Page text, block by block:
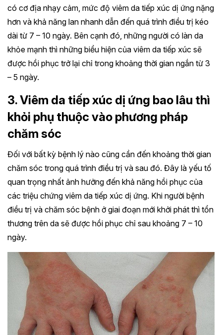
có cơ địa nhạy cảm, mức độ viêm da tiếp xúc dị ứng nặng
hơn và khả năng lan nhanh dẫn đến quá trình điều trị kéo
dài từ 7 – 10 ngày. Bên cạnh đó, những người có làn da
khỏe mạnh thì những biểu hiện của viêm da tiếp xúc sẽ
được hồi phục trở lại chỉ trong khoảng thời gian ngắn từ 3
– 5 ngày.
3. Viêm da tiếp xúc dị ứng bao lâu thì
khỏi phụ thuộc vào phương pháp
chăm sóc
Đối với bất kỳ bệnh lý nào cũng cần đến khoảng thời gian
chăm sóc trong quá trình điều trị và sau đó. Đây là yếu tố
quan trọng nhất ảnh hưởng đến khả năng hồi phục của
các triệu chứng viêm da tiếp xúc dị ứng. Khi người bệnh
điều trị và chăm sóc bệnh ở giai đoạn mới khởi phát thì tổn
thương trên da sẽ được hồi phục chỉ sau khoảng 7 – 10
ngày.